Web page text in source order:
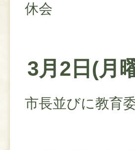
休会
3月2日(月
市長並びに教育